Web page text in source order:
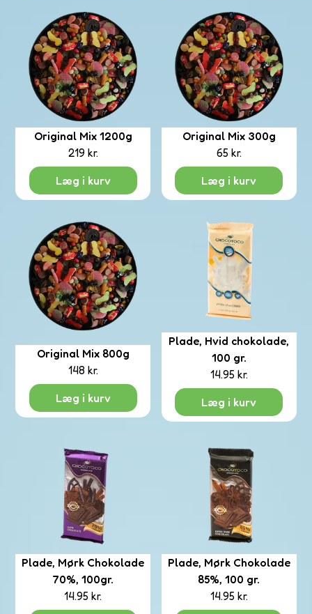
Original Mix 1200g
219 kr.
Læg i kurv
Original Mix 300g
65 kr.
Læg i kurv
Original Mix 800g
148 kr.
Læg i kurv
Plade, Hvid chokolade,
100 gr.
14.95 kr.
Læg i kurv
Plade, Mørk Chokolade
70%, 100gr.
14.95 kr.
Plade, Mørk Chokolade
85%, 100 gr.
14.95 kr.